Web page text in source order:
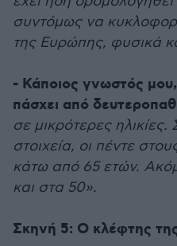
συντόμως να
της Ευρώπης, φυσικά
- Κάποιος γνωστός
πάσχει από
σε μικρότερες
στοιχεία, οι πέντε
κάτω από 65 ετών.
και στα 50».
Σκηνή 5: Ο κλέφτης